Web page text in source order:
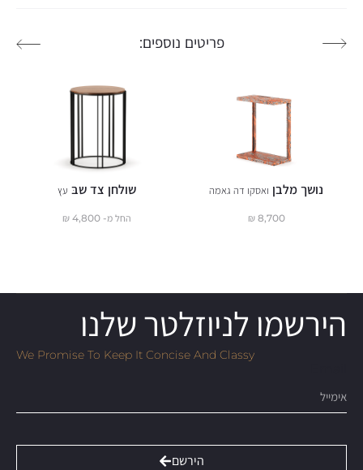
פריטים נוספים:
נושך מלבן ואסקו דה גאמה
8,700
₪
שולחן צד שבּ עץ
החל מ- 4,800
₪
הירשמו לניוזלטר שלנו
We Promise To Keep It Concise And Classy
הירשם